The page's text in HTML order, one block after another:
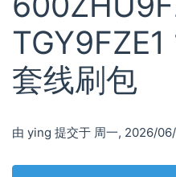
套线刷包
由 ying 提交于 周一, 2026/